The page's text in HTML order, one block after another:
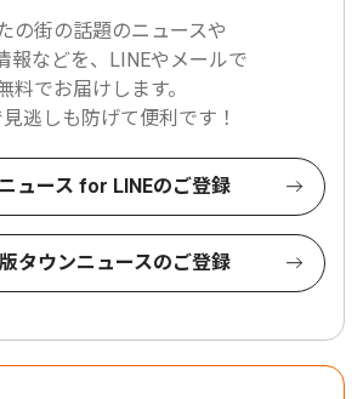
の街の話題のニュースや
報などを、LINEやメールで
料でお届けします。
逃しも防げて便利です！
ュース for LINEのご登録
タウンニュースのご登録